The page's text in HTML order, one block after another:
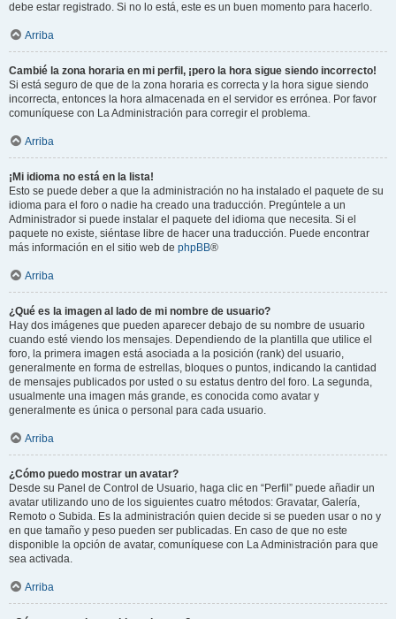
debe estar registrado. Si no lo está, este es un buen momento para hacerlo.
Arriba
Cambié la zona horaria en mi perfil, ¡pero la hora sigue siendo incorrecto!
Si está seguro de que de la zona horaria es correcta y la hora sigue siendo
incorrecta, entonces la hora almacenada en el servidor es errónea. Por favor
comuníquese con La Administración para corregir el problema.
Arriba
¡Mi idioma no está en la lista!
Esto se puede deber a que la administración no ha instalado el paquete de su
idioma para el foro o nadie ha creado una traducción. Pregúntele a un
Administrador si puede instalar el paquete del idioma que necesita. Si el
paquete no existe, siéntase libre de hacer una traducción. Puede encontrar
más información en el sitio web de phpBB®
Arriba
¿Qué es la imagen al lado de mi nombre de usuario?
Hay dos imágenes que pueden aparecer debajo de su nombre de usuario
cuando esté viendo los mensajes. Dependiendo de la plantilla que utilice el
foro, la primera imagen está asociada a la posición (rank) del usuario,
generalmente en forma de estrellas, bloques o puntos, indicando la cantidad
de mensajes publicados por usted o su estatus dentro del foro. La segunda,
usualmente una imagen más grande, es conocida como avatar y
generalmente es única o personal para cada usuario.
Arriba
¿Cómo puedo mostrar un avatar?
Desde su Panel de Control de Usuario, haga clic en “Perfil” puede añadir un
avatar utilizando uno de los siguientes cuatro métodos: Gravatar, Galería,
Remoto o Subida. Es la administración quien decide si se pueden usar o no y
en que tamaño y peso pueden ser publicadas. En caso de que no este
disponible la opción de avatar, comuníquese con La Administración para que
sea activada.
Arriba